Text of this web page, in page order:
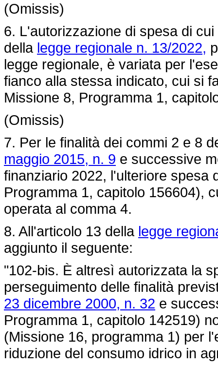
(Omissis)
6. L'autorizzazione di spesa di
della legge regionale n. 13/2022,
legge regionale, è variata per
fianco alla stessa indicato, cui si
Missione 8, Programma 1,
(Omissis)
7. Per le finalità dei commi 2 e 8
maggio 2015, n. 9 e successive
finanziario 2022, l'ulteriore spesa
Programma 1, capitolo 156604),
operata al comma 4.
8. All'articolo 13 della legge
aggiunto il seguente:
"102-bis. È altresì autorizzata la
perseguimento delle finalità
23 dicembre 2000, n. 32 e
Programma 1, capitolo 142519)
(Missione 16, programma 1) per
riduzione del consumo idrico in